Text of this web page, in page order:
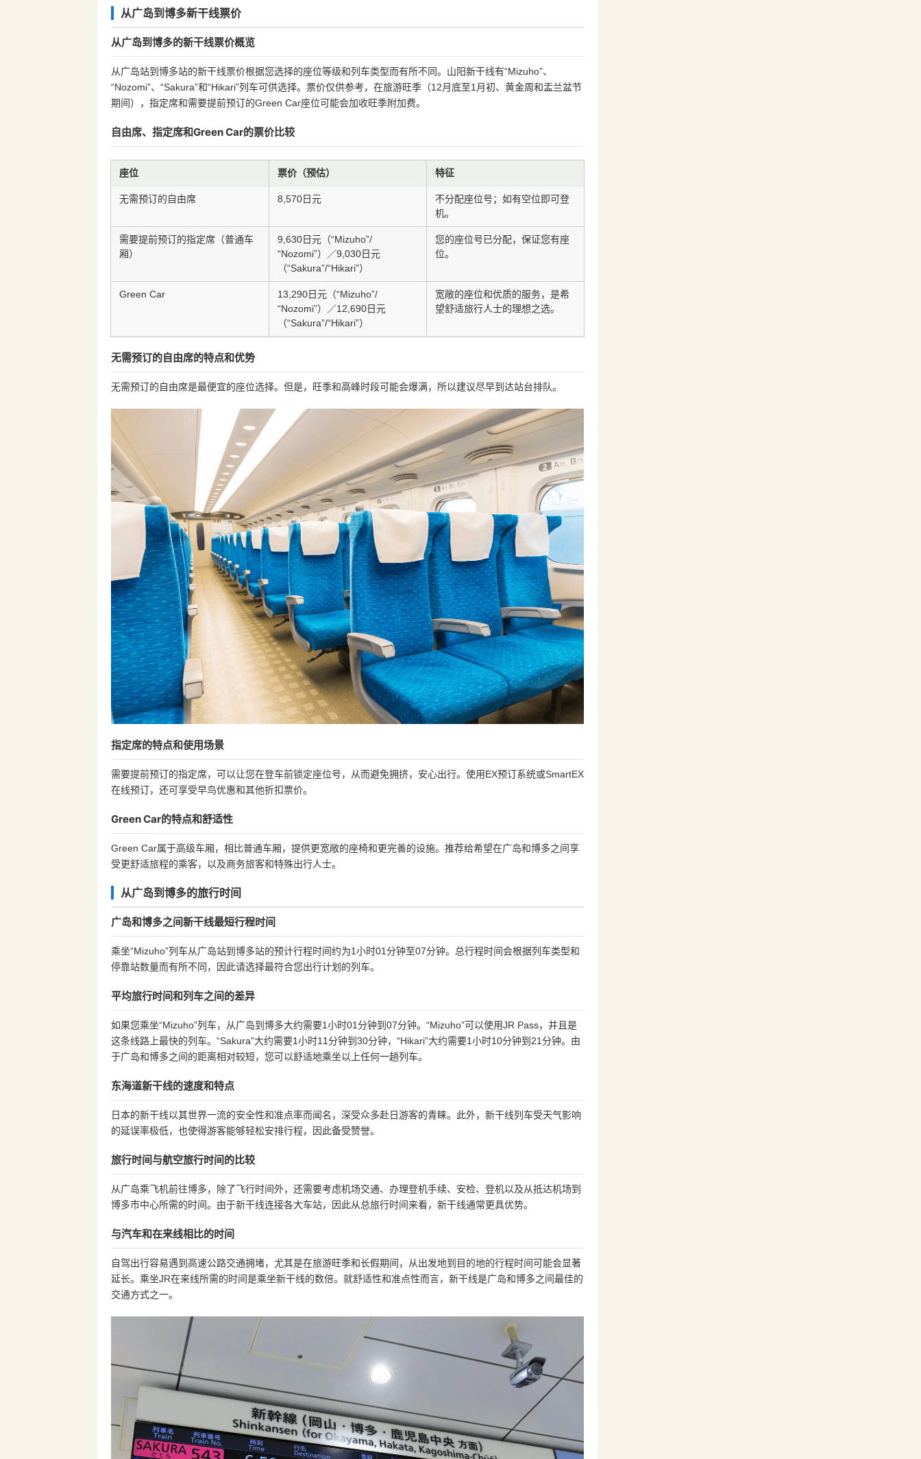
从广岛到博多新干线票价
从广岛到博多的新干线票价概览
从广岛站到博多站的新干线票价根据您选择的座位等级和列车类型而有所不同。山阳新干线有“Mizuho”、
“Nozomi”、“Sakura”和“Hikari”列车可供选择。票价仅供参考，在旅游旺季（12月底至1月初、黄金周和盂兰盆节
期间），指定席和需要提前预订的Green Car座位可能会加收旺季附加费。
自由席、指定席和Green Car的票价比较
座位 票价（预估） 特征
无需预订的自由席 8,570日元
不分配座位号；如有空位即可登
机。
需要提前预订的指定席（普通车
厢）
9,630日元（“Mizuho”/
“Nozomi”）／9,030日元
（“Sakura”/“Hikari”）
您的座位号已分配，保证您有座
位。
Green Car
13,290日元（“Mizuho”/
“Nozomi”）／12,690日元
（“Sakura”/“Hikari”）
宽敞的座位和优质的服务，是希
望舒适旅行人士的理想之选。
无需预订的自由席的特点和优势
无需预订的自由席是最便宜的座位选择。但是，旺季和高峰时段可能会爆满，所以建议尽早到达站台排队。
指定席的特点和使用场景
需要提前预订的指定席，可以让您在登车前锁定座位号，从而避免拥挤，安心出行。使用EX预订系统或SmartEX
在线预订，还可享受早鸟优惠和其他折扣票价。
Green Car的特点和舒适性
Green Car属于高级车厢，相比普通车厢，提供更宽敞的座椅和更完善的设施。推荐给希望在广岛和博多之间享
受更舒适旅程的乘客，以及商务旅客和特殊出行人士。
从广岛到博多的旅行时间
广岛和博多之间新干线最短行程时间
乘坐“Mizuho”列车从广岛站到博多站的预计行程时间约为1小时01分钟至07分钟。总行程时间会根据列车类型和
停靠站数量而有所不同，因此请选择最符合您出行计划的列车。
平均旅行时间和列车之间的差异
如果您乘坐“Mizuho”列车，从广岛到博多大约需要1小时01分钟到07分钟。“Mizuho”可以使用JR Pass，并且是
这条线路上最快的列车。“Sakura”大约需要1小时11分钟到30分钟，“Hikari”大约需要1小时10分钟到21分钟。由
于广岛和博多之间的距离相对较短，您可以舒适地乘坐以上任何一趟列车。
东海道新干线的速度和特点
日本的新干线以其世界一流的安全性和准点率而闻名，深受众多赴日游客的青睐。此外，新干线列车受天气影响
的延误率极低，也使得游客能够轻松安排行程，因此备受赞誉。
旅行时间与航空旅行时间的比较
从广岛乘飞机前往博多，除了飞行时间外，还需要考虑机场交通、办理登机手续、安检、登机以及从抵达机场到
博多市中心所需的时间。由于新干线连接各大车站，因此从总旅行时间来看，新干线通常更具优势。
与汽车和在来线相比的时间
自驾出行容易遇到高速公路交通拥堵，尤其是在旅游旺季和长假期间，从出发地到目的地的行程时间可能会显著
延长。乘坐JR在来线所需的时间是乘坐新干线的数倍。就舒适性和准点性而言，新干线是广岛和博多之间最佳的
交通方式之一。